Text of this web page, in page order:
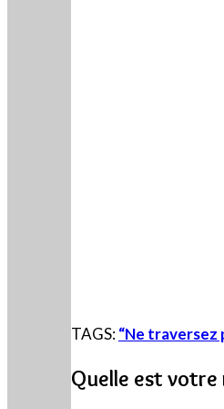
TAGS:“Ne traversez
Quelle est votre